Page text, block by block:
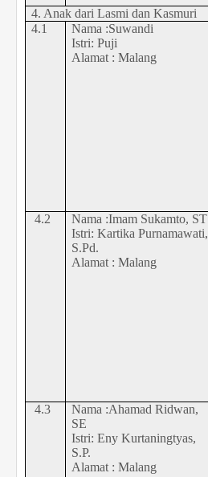
4. Anak dari Lasmi dan Kasmuri
4.1
Nama :Suwandi
Istri: Puji
Alamat : Malang
4.2
Nama :Imam Sukamto, ST
Istri:Kartika Purnamawati,
S.Pd.
Alamat : Malang
4.3
Nama :Ahamad Ridwan,
SE
Istri: Eny Kurtaningtyas,
S.P.
Alamat : Malang